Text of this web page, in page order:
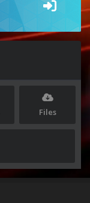
Files